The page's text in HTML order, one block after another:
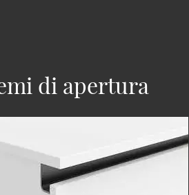
di apertura